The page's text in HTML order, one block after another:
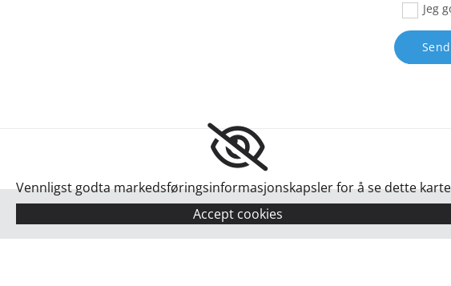
Jeg
Vennligst godta markedsføringsinformasjonskapsler for å se dette
Accept cookies